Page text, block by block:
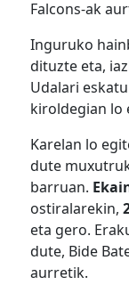
Falcons-ak
Inguruko
dituzte eta,
Udalari
kiroldegian lo
Karelan lo
dute
barruan.
ostiralarekin,
eta gero.
dute, Bide
aurretik.